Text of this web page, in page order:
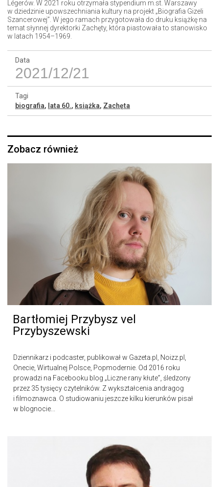
Légerów. W 2021 roku otrzymała stypendium m.st. Warszawy
w dziedzinie upowszechniania kultury na projekt „Biografia Gizeli
Szancerowej”. W jego ramach przygotowała do druku książkę na
temat słynnej dyrektorki Zachęty, która piastowała to stanowisko
w latach 1954–1969.
Data
2021/12/21
Tagi
biografia, lata 60., książka, Zachęta
Zobacz również
Bartłomiej Przybysz vel
Przybyszewski
Dziennikarz i podcaster, publikował w Gazeta.pl, Noizz.pl,
Onecie, Wirtualnej Polsce, Popmodernie. Od 2016 roku
prowadzi na Facebooku blog „Liczne rany kłute”, śledzony
przez 35 tysięcy czytelników. Z wykształcenia andragog
i filmoznawca. O studiowaniu jeszcze kilku kierunków pisał
w blognocie...